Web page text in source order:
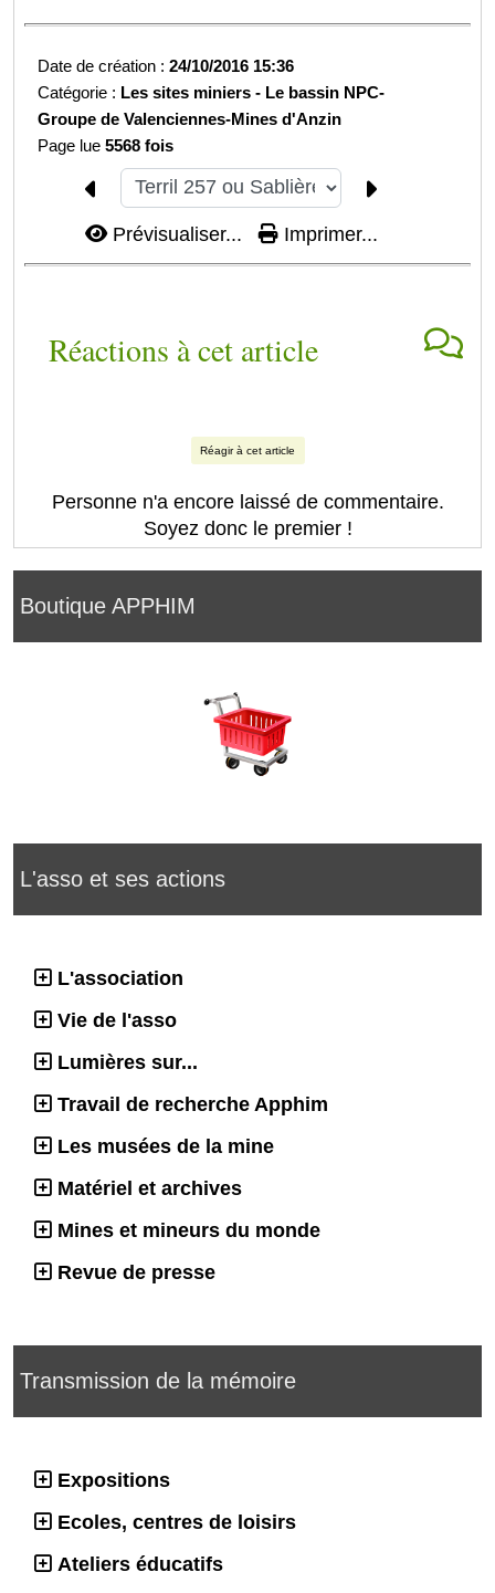
Boutique APPHIM
L'asso et ses actions
L'association
Vie de l'asso
Lumières sur...
Travail de recherche Apphim
Les musées de la mine
Matériel et archives
Mines et mineurs du monde
Revue de presse
Transmission de la mémoire
Expositions
Ecoles, centres de loisirs
Ateliers éducatifs
Date de création :24/10/2016 15:36
Catégorie : Les sites miniers - Le bassin NPC-
Groupe de Valenciennes-Mines d'Anzin
Page lue5568 fois
Prévisualiser... Imprimer...
Réactions à cet article
Réagir à cet article
Personne n'a encore laissé de commentaire.
Soyez donc le premier !